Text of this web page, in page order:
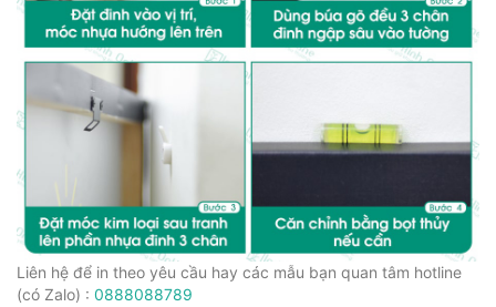
Liên hệ để in theo yêu cầu hay các mẫu bạn quan tâm hotline
(có Zalo) : 0888088789